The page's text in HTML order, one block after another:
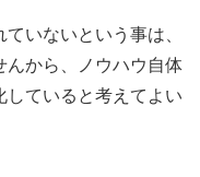
いないという事は、
んから、ノウハウ自体
していると考えてよい